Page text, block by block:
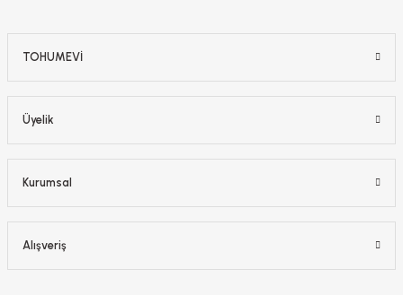
175,00 TL
TOHUMEVİ
Üyelik
Kurumsal
Alışveriş